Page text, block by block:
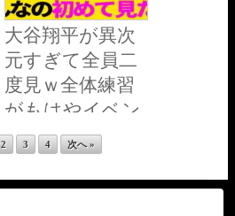
大谷翔平が異次
元すぎて全員二
度見ｗ全体練習
がもはやイベン
ト化！同僚もフ
ァンも大谷に集
まっちゃうｗタ
2 3 4 次へ »